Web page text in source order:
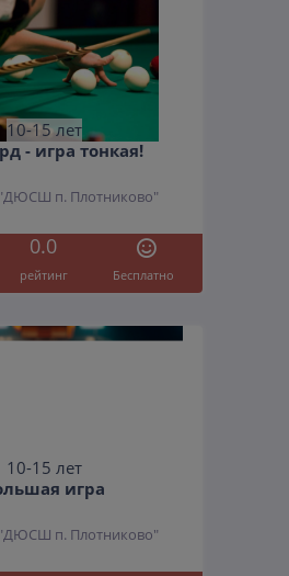
10-15 лет
- игра тонкая!
п. Плотниково"
0.0
рейтинг Бесплатно
10-15 лет
игра
п. Плотниково"